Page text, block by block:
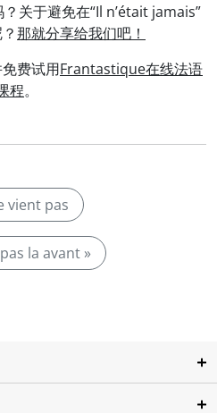
关于避免在“Il n’était jamais”
那就分享给我们吧！
费试用Frantastique在线法语
程。
vient pas
la avant »